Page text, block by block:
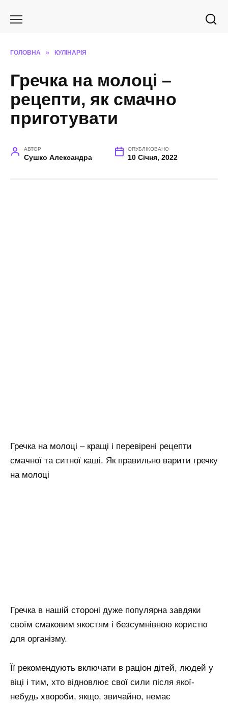
ГОЛОВНА » КУЛІНАРІЯ
Гречка на молоці –
рецепти, як смачно
приготувати
АВТОР
Сушко Александра
ОПУБЛІКОВАНО
10 Січня, 2022
Гречка на молоці – кращі і перевірені рецепти
смачної та ситної каші. Як правильно варити гречку
на молоці
Гречка в нашій стороні дуже популярна завдяки
своїм смаковим якостям і безсумнівною користю
для організму.
Її рекомендують включати в раціон дітей, людей у
віці і тим, хто відновлює свої сили після якої-
небудь хвороби, якщо, звичайно, немає